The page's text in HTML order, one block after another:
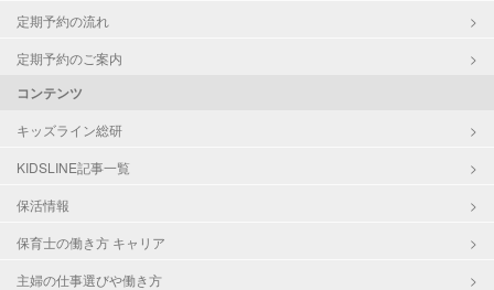
定期予約の流れ
定期予約のご案内
コンテンツ
キッズライン総研
KIDSLINE記事一覧
保活情報
保育士の働き方 キャリア
主婦の仕事選びや働き方